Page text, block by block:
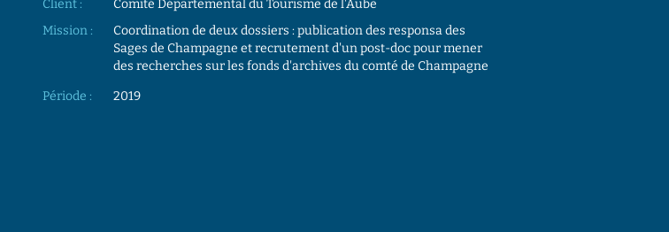
Client :
Comité Départemental du Tourisme de l'Aube
Mission :
Coordination de deux dossiers : publication des responsa des
Sages de Champagne et recrutement d'un post-doc pour mener
des recherches sur les fonds d'archives du comté de Champagne
Période :
2019